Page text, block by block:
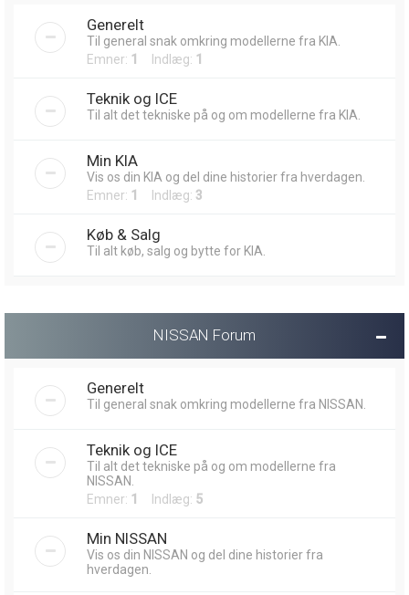
Generelt
Til general snak omkring modellerne fra KIA.
Emner: 1 Indlæg: 1
Teknik og ICE
Til alt det tekniske på og om modellerne fra KIA.
Min KIA
Vis os din KIA og del dine historier fra hverdagen.
Emner: 1 Indlæg: 3
Køb & Salg
Til alt køb, salg og bytte for KIA.
NISSAN Forum
Generelt
Til general snak omkring modellerne fra NISSAN.
Teknik og ICE
Til alt det tekniske på og om modellerne fra
NISSAN.
Emner: 1 Indlæg: 5
Min NISSAN
Vis os din NISSAN og del dine historier fra
hverdagen.